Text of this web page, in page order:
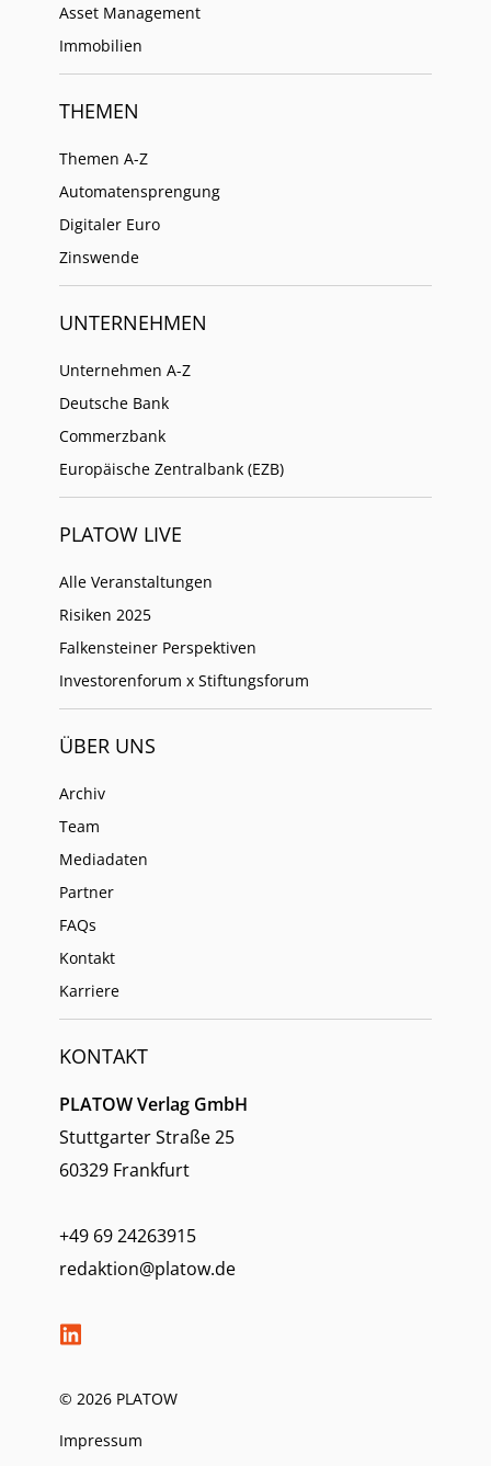
Asset Management
Immobilien
THEMEN
Themen A-Z
Automatensprengung
Digitaler Euro
Zinswende
UNTERNEHMEN
Unternehmen A-Z
Deutsche Bank
Commerzbank
Europäische Zentralbank (EZB)
PLATOW LIVE
Alle Veranstaltungen
Risiken 2025
Falkensteiner Perspektiven
Investorenforum x Stiftungsforum
ÜBER UNS
Archiv
Team
Mediadaten
Partner
FAQs
Kontakt
Karriere
KONTAKT
PLATOW Verlag GmbH
Stuttgarter Straße 25
60329 Frankfurt
+49 69 24263915
redaktion@platow.de
© 2026 PLATOW
Impressum